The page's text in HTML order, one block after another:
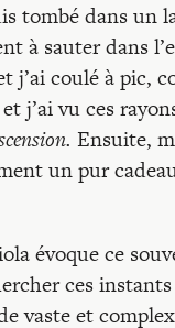
tombé dans un
à sauter dans
j’ai coulé à pic,
j’ai vu ces
Ensuite,
un pur
évoque ce
ces
vaste et